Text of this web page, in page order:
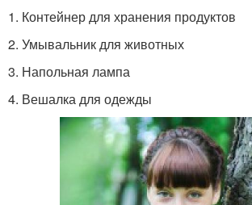
1. Контейнер для хранения продуктов
2. Умывальник для животных
3. Напольная лампа
4. Вешалка для одежды